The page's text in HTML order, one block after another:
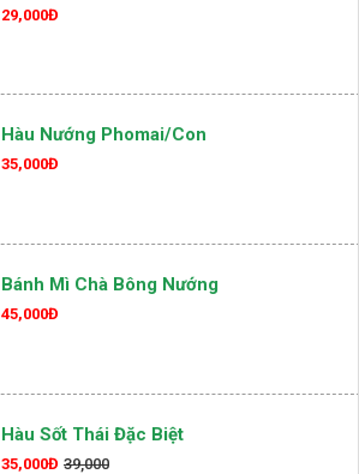
29,000Đ
Hàu Nướng Phomai/con
35,000Đ
Bánh Mì Chà Bông Nướng
45,000Đ
Hàu Sốt Thái Đặc Biệt
35,000Đ 39,000